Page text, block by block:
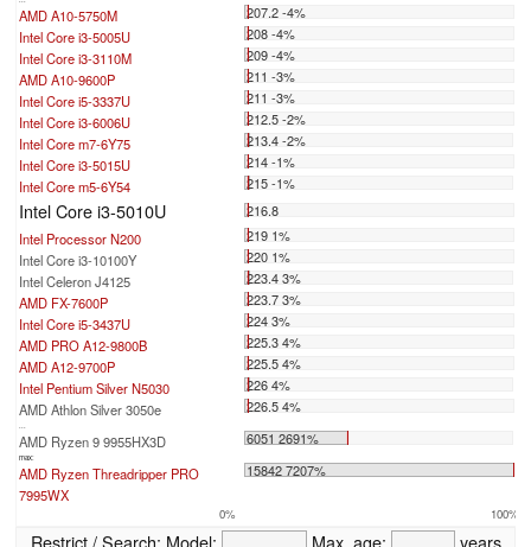
AMD A10-5750M
207.2 -4%
Intel Core i3-5005U
208 -4%
Intel Core i3-3110M
209 -4%
AMD A10-9600P
211 -3%
Intel Core i5-3337U
211 -3%
Intel Core i3-6006U
212.5 -2%
Intel Core m7-6Y75
213.4 -2%
Intel Core i3-5015U
214 -1%
Intel Core m5-6Y54
215 -1%
Intel Core i3-5010U
216.8
Intel Processor N200
219 1%
Intel Core i3-10100Y
220 1%
Intel Celeron J4125
223.4 3%
AMD FX-7600P
223.7 3%
Intel Core i5-3437U
224 3%
AMD PRO A12-9800B
225.3 4%
AMD A12-9700P
225.5 4%
Intel Pentium Silver N5030
226 4%
AMD Athlon Silver 3050e
226.5 4%
AMD Ryzen 9 9955HX3D 6051 2691%
max:
AMD Ryzen Threadripper PRO
7995WX
15842 7207%
0% 100%
Restrict / Search: Model: Max. age: years